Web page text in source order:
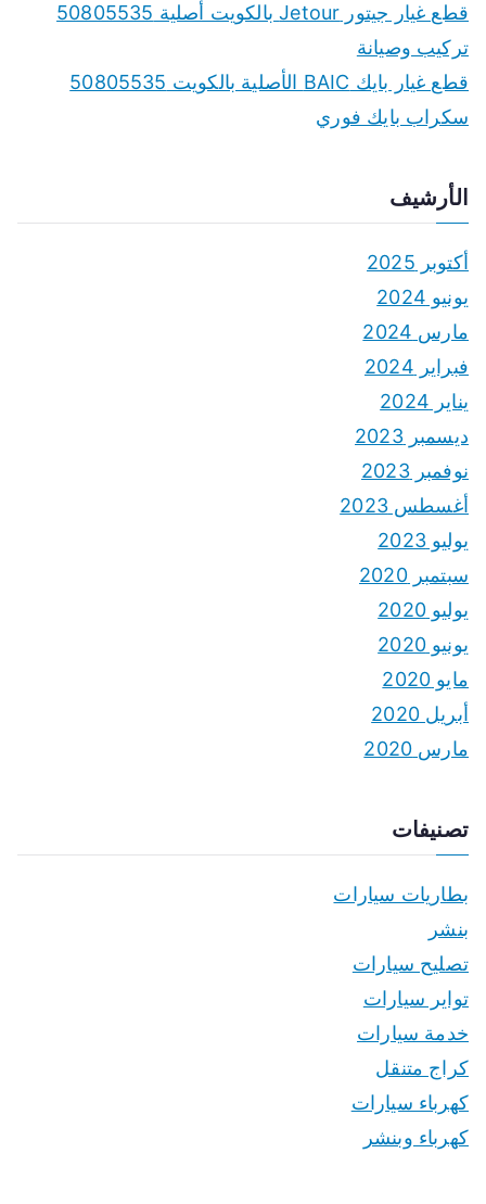
قطع غيار جيتور Jetour بالكويت أصلية 50805535
تركيب وصيانة
قطع غيار بايك BAIC الأصلية بالكويت 50805535
سكراب بايك فوري
الأرشيف
أكتوبر 2025
يونيو 2024
مارس 2024
فبراير 2024
يناير 2024
ديسمبر 2023
نوفمبر 2023
أغسطس 2023
يوليو 2023
سبتمبر 2020
يوليو 2020
يونيو 2020
مايو 2020
أبريل 2020
مارس 2020
تصنيفات
بطاريات سيارات
بنشر
تصليح سيارات
تواير سيارات
خدمة سيارات
كراج متنقل
كهرباء سيارات
كهرباء وبنشر